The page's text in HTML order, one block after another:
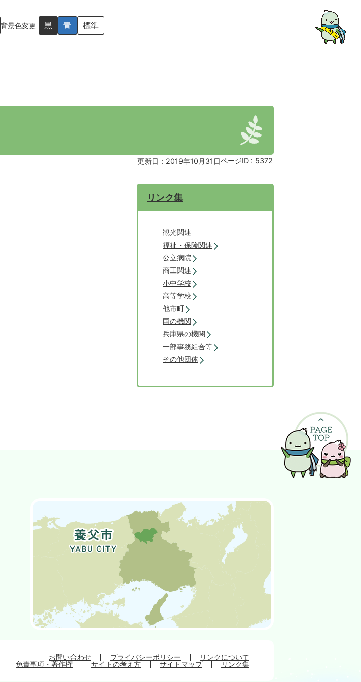
背景色変更 黒 青 標準
更新日：2019年10月31日ページID : 5372
リンク集
観光関連
福祉・保険関連
公立病院
商工関連
小中学校
高等学校
他市町
国の機関
兵庫県の機関
一部事務組合等
その他団体
お問い合わせ プライバシーポリシー
リンクについて
免責事項・著作権
サイトの考え方 サイトマップ リンク集